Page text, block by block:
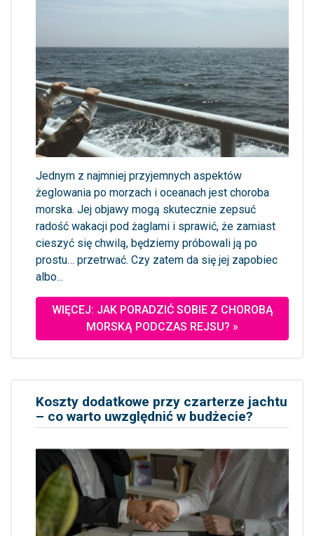
Jednym z najmniej przyjemnych aspektów
żeglowania po morzach i oceanach jest choroba
morska. Jej objawy mogą skutecznie zepsuć
radość wakacji pod żaglami i sprawić, że zamiast
cieszyć się chwilą, będziemy próbowali ją po
prostu… przetrwać. Czy zatem da się jej zapobiec
albo...
WIĘCEJ: JAK PORADZIĆ SOBIE Z CHOROBĄ
MORSKĄ PODCZAS REJSU? »
Koszty dodatkowe przy czarterze jachtu
– co warto uwzględnić w budżecie?